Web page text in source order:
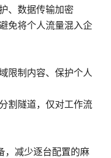
、数据传输加密
免将个人流量混入企
限制内容、保护个人
割隧道，仅对工作流
，减少逐台配置的麻